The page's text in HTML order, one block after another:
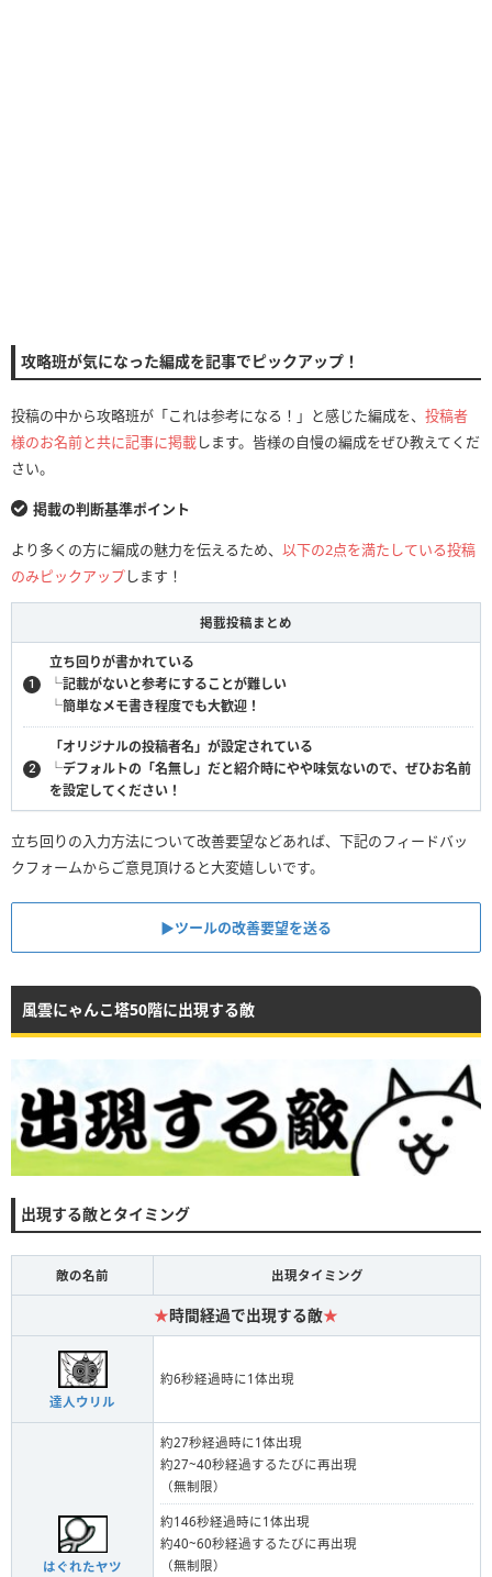
攻略班が気になった編成を記事でピックアップ！
投稿の中から攻略班が「これは参考になる！」と感じた編成を、 投稿者
様のお名前と共に記事に掲載します。皆様の自慢の編成をぜひ教えてくだ
さい。
掲載の判断基準ポイント
より多くの方に編成の魅力を伝えるため、 以下の2点を満たしている投稿
のみピックアップします！
掲載投稿まとめ
立ち回りが書かれている
└記載がないと参考にすることが難しい
└簡単なメモ書き程度でも大歓迎！
「オリジナルの投稿者名」が設定されている
└デフォルトの「名無し」だと紹介時にやや味気ないので、ぜひお名前
を設定してください！
立ち回りの入力方法について改善要望などあれば、下記のフィードバッ
クフォームからご意見頂けると大変嬉しいです。
▶︎ツールの改善要望を送る
風雲にゃんこ塔50階に出現する敵
出現する敵とタイミング
敵の名前 出現タイミング
★時間経過で出現する敵★
達人ウリル
約6秒経過時に1体出現
はぐれたヤツ
約27秒経過時に1体出現
約27~40秒経過するたびに再出現
（無制限）
約146秒経過時に1体出現
約40~60秒経過するたびに再出現
（無制限）